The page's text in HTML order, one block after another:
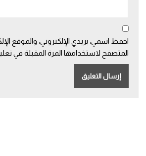
احفظ اسمي، بريدي الإلكتروني، والموقع
المتصفح لاستخدامها المرة المقبلة في